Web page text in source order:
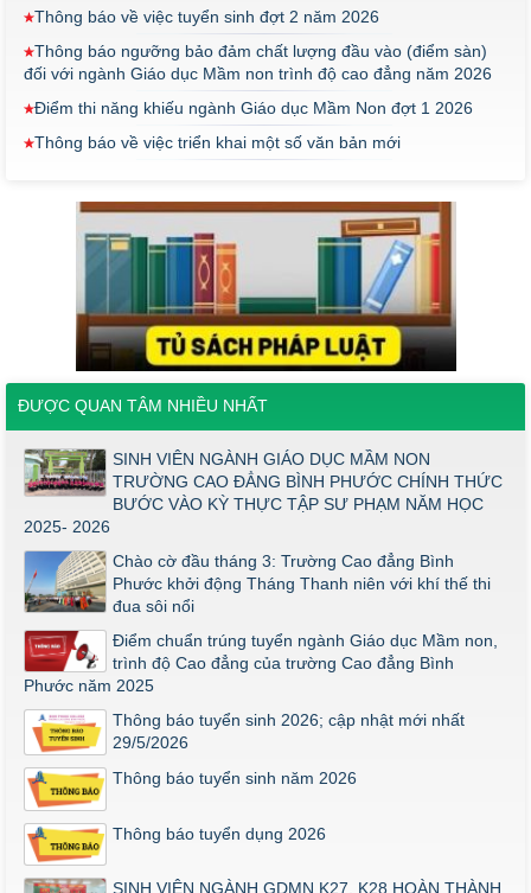
Thông báo ngưỡng bảo đảm chất lượng đầu vào (điểm sàn)
đối với ngành Giáo dục Mầm non trình độ cao đẳng năm 2026
Điểm thi năng khiếu ngành Giáo dục Mầm Non đợt 1 2026
Thông báo về việc triển khai một số văn bản mới
THÔNG BÁO VỀ VIỆC PHÚC KHẢO ĐIỂM THI TỐT NGHIỆP
Thông báo về việc tổ chức thi năng khiếu ngành Giáo dục
Mầm non năm 2026
Thông báo về việc tuyển sinh đợt 2 năm 2026
Thông báo ngưỡng bảo đảm chất lượng đầu vào (điểm sàn)
đối với ngành Giáo dục Mầm non trình độ cao đẳng năm 2026
Điểm thi năng khiếu ngành Giáo dục Mầm Non đợt 1 2026
Thông báo về việc triển khai một số văn bản mới
THÔNG BÁO VỀ VIỆC PHÚC KHẢO ĐIỂM THI TỐT NGHIỆP
KHỐI Y DƯỢC NĂM 2026
ĐIỂM TỐT NGHIỆP KHỐI Y - DƯỢC NĂM 2026
Thông báo về việc tổ chức thi năng khiếu ngành Giáo dục
Mầm non năm 2026
ĐƯỢC QUAN TÂM NHIỀU NHẤT
SINH VIÊN NGÀNH GIÁO DỤC MẦM NON
TRƯỜNG CAO ĐẲNG BÌNH PHƯỚC CHÍNH THỨC
BƯỚC VÀO KỲ THỰC TẬP SƯ PHẠM NĂM HỌC
2025- 2026
Chào cờ đầu tháng 3: Trường Cao đẳng Bình
Phước khởi động Tháng Thanh niên với khí thế thi
đua sôi nổi
Điểm chuẩn trúng tuyển ngành Giáo dục Mầm non,
trình độ Cao đẳng của trường Cao đẳng Bình
Phước năm 2025
Thông báo tuyển sinh 2026; cập nhật mới nhất
29/5/2026
Thông báo tuyển sinh năm 2026
Thông báo tuyển dụng 2026
SINH VIÊN NGÀNH GDMN K27, K28 HOÀN THÀNH